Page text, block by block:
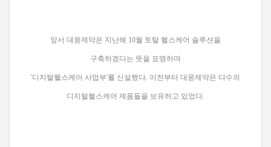
앞서 대웅제약은 지난해 10월 토탈 헬스케어 솔루션을
구축하겠다는 뜻을 표명하며
'디지털헬스케어 사업부'를 신설했다. 이전부터 대웅제약은 다수의
디지털헬스케어 제품들을 보유하고 있었다.